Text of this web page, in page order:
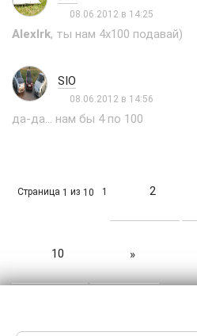
08.06.2012 в 14:25
AlexIrk, ты нам 4х100 подавай)
SIO
08.06.2012 в 14:56
да-да... нам бы 4 по 100
Страница 1 из 10 1 2
10 »